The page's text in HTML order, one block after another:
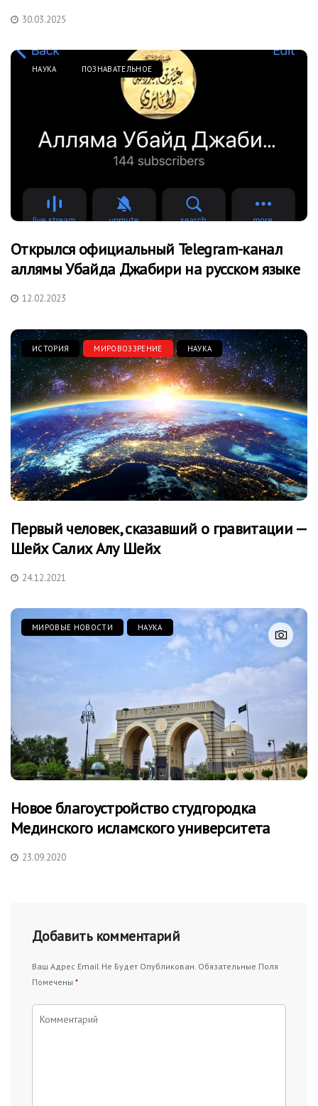
30.03.2025
НАУКА ПОЗНАВАТЕЛЬНОЕ
Открылся официальный Telegram-канал
аллямы Убайда Джабири на русском языке
12.02.2023
ИСТОРИЯ МИРОВОЗЗРЕНИЕ НАУКА
Первый человек, сказавший о гравитации —
Шейх Салих Алу Шейх
24.12.2021
МИРОВЫЕ НОВОСТИ НАУКА
Новое благоустройство студгородка
Мединского исламского университета
23.09.2020
Добавить комментарий
Ваш Адрес Email Не Будет Опубликован. Обязательные Поля
Помечены *